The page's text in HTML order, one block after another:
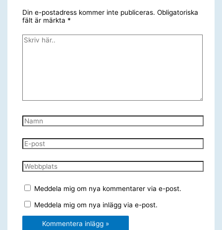
Din e-postadress kommer inte publiceras. Obligatoriska
fält är märkta *
Skriv
Namn
E-
post
Webbplats
Meddela mig om nya kommentarer via e-post.
Meddela mig om nya inlägg via e-post.